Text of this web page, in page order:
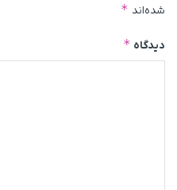
شده‌اند *
دیدگاه *